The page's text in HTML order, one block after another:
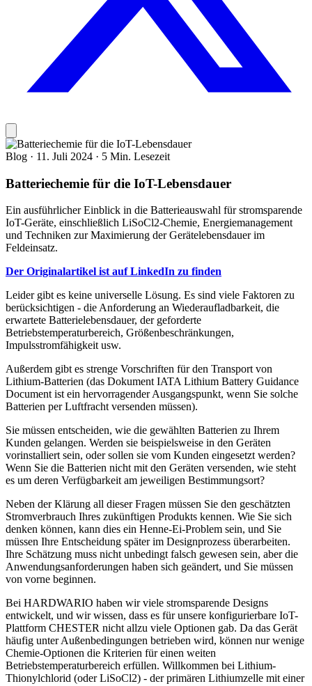
Blog · 11. Juli 2024 · 5 Min. Lesezeit
Batteriechemie für die IoT-Lebensdauer
Ein ausführlicher Einblick in die Batterieauswahl für stromsparende
IoT-Geräte, einschließlich LiSoCl2-Chemie, Energiemanagement
und Techniken zur Maximierung der Gerätelebensdauer im
Feldeinsatz.
Der Originalartikel ist auf LinkedIn zu finden
Leider gibt es keine universelle Lösung. Es sind viele Faktoren zu
berücksichtigen - die Anforderung an Wiederaufladbarkeit, die
erwartete Batterielebensdauer, der geforderte
Betriebstemperaturbereich, Größenbeschränkungen,
Impulsstromfähigkeit usw.
Außerdem gibt es strenge Vorschriften für den Transport von
Lithium-Batterien (das Dokument IATA Lithium Battery Guidance
Document ist ein hervorragender Ausgangspunkt, wenn Sie solche
Batterien per Luftfracht versenden müssen).
Sie müssen entscheiden, wie die gewählten Batterien zu Ihrem
Kunden gelangen. Werden sie beispielsweise in den Geräten
vorinstalliert sein, oder sollen sie vom Kunden eingesetzt werden?
Wenn Sie die Batterien nicht mit den Geräten versenden, wie steht
es um deren Verfügbarkeit am jeweiligen Bestimmungsort?
Neben der Klärung all dieser Fragen müssen Sie den geschätzten
Stromverbrauch Ihres zukünftigen Produkts kennen. Wie Sie sich
denken können, kann dies ein Henne-Ei-Problem sein, und Sie
müssen Ihre Entscheidung später im Designprozess überarbeiten.
Ihre Schätzung muss nicht unbedingt falsch gewesen sein, aber die
Anwendungsanforderungen haben sich geändert, und Sie müssen
von vorne beginnen.
Bei HARDWARIO haben wir viele stromsparende Designs
entwickelt, und wir wissen, dass es für unsere konfigurierbare IoT-
Plattform CHESTER nicht allzu viele Optionen gab. Da das Gerät
häufig unter Außenbedingungen betrieben wird, können nur wenige
Chemie-Optionen die Kriterien für einen weiten
Betriebstemperaturbereich erfüllen. Willkommen bei Lithium-
Thionylchlorid (oder LiSoCl2) - der primären Lithiumzelle mit einer